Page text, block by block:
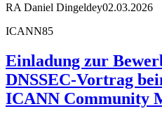
RA Daniel Dingeldey02.03.2026
ICANN85
Einladung zur
DNSSEC-Vortrag
ICANN Community